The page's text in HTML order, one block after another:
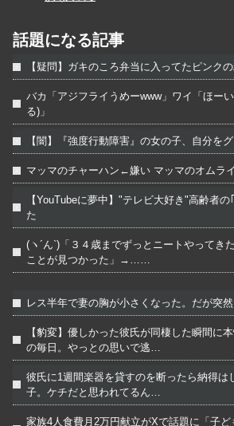
話題になる記事
【疑問】ガキのころ弁当に入ってたピンク
バカ「アジフライうめーwww」ワイ「ほー
る)」
【闇】『強度行動障害』の女の子、自分を
マッマのチャーハン←嫌い マッマのオムラ
【YouTubeに夢中】"テレビ大好き"高齢者
た
(ヽ´ん`)「３４歳までずっとニートやってき
ことが見つかった」→……
レス半年で妻の胸が小さくなった。だが突然
【豹変】優しかった彼氏が同棲した瞬間に
の毎日。やっとの思いで逃…
彼氏に1週間楽器を貸すのを断ったら納得は
子。ケチだと思われてるん…
家族4人食費月2万円献立がXで話題に「子